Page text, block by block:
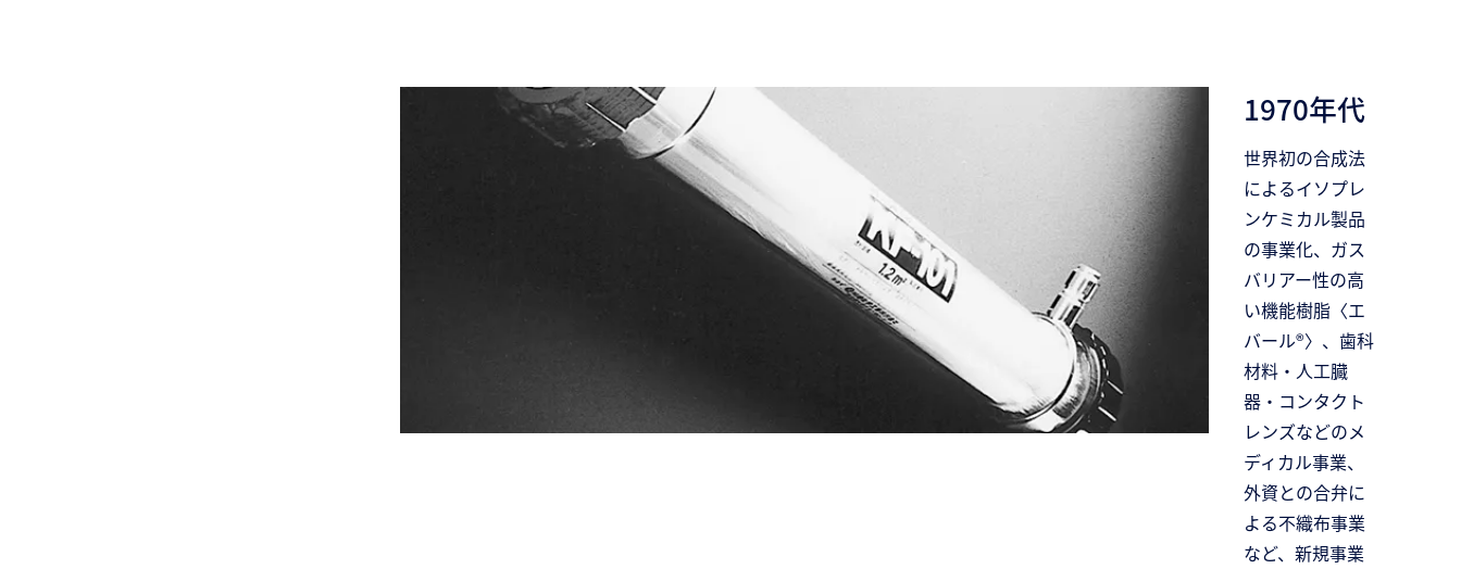
1970年代
世界初の合成法
によるイソプレ
ンケミカル製品
の事業化、ガス
バリアー性の高
い機能樹脂〈エ
バール®〉、歯科
材料・人工臓
器・コンタクト
レンズなどのメ
ディカル事業、
外資との合弁に
よる不織布事業
など、新規事業